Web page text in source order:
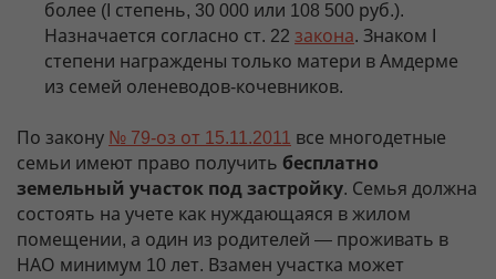
более (I степень, 30 000 или 108 500 руб.).
Назначается согласно ст. 22 закона. Знаком I
степени награждены только матери в Амдерме
из семей оленеводов-кочевников.
По закону № 79-оз от 15.11.2011 все многодетные
семьи имеют право получить бесплатно
земельный участок под застройку. Семья должна
состоять на учете как нуждающаяся в жилом
помещении, а один из родителей — проживать в
НАО минимум 10 лет. Взамен участка может